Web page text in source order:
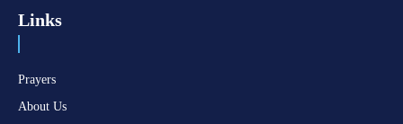
Links
Prayers
About Us